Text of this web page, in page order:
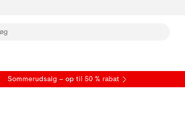
Sommerudsalg – op til 50 % rabat